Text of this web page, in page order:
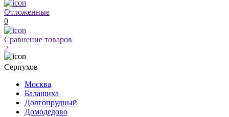
Отложенные
0
Сравнение товаров
2
Серпухов
Москва
Балашиха
Долгопрудный
Домодедово